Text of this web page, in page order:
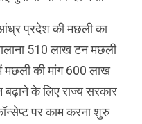
आंध्र प्रदेश की मछली का
510 लाख टन मछली
मछली की मांग 600 लाख
बढ़ाने के लिए राज्य सरकार
पर काम करना शुरु